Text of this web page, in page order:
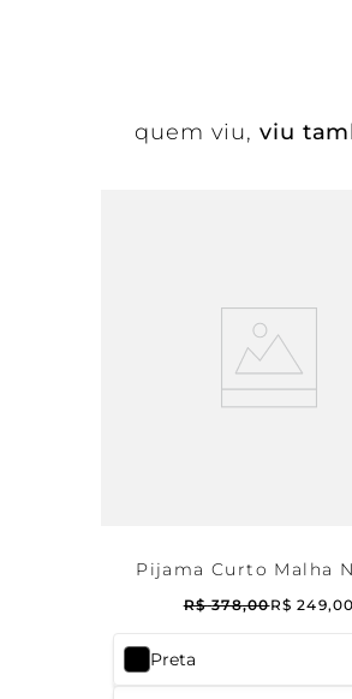
quem viu, viu
Preta
Pijama Curto Malha
R$ 378,00R$ 249,00